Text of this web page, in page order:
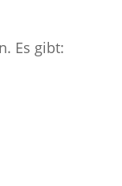
Es gibt: